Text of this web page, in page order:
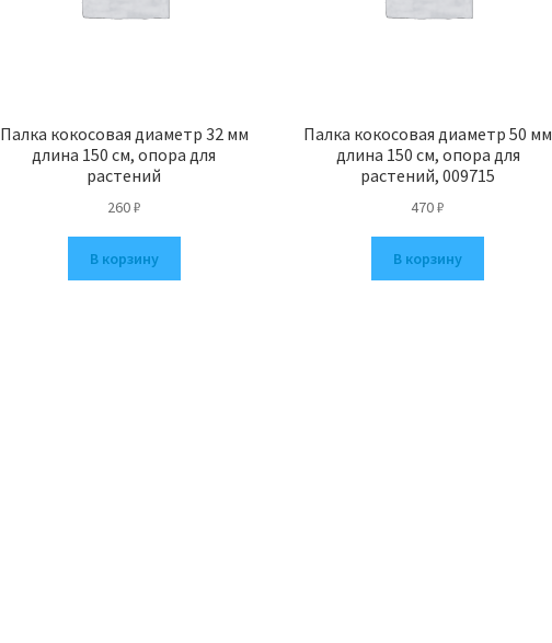
Палка кокосовая диаметр 32 мм
длина 150 см, опора для
растений
260₽
В корзину
Палка кокосовая диаметр 50 мм
длина 150 см, опора для
растений, 009715
470₽
В корзину